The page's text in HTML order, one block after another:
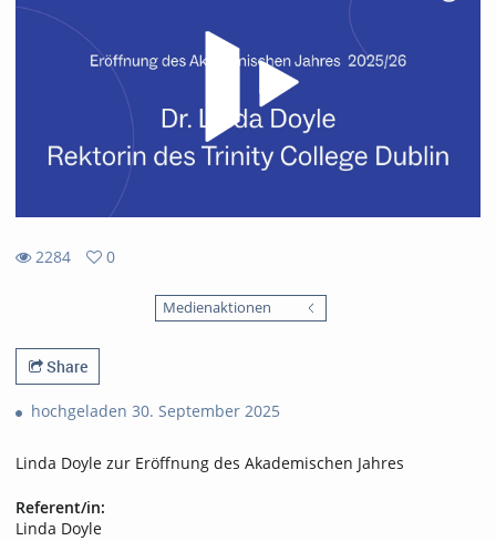
2284
0
Medienaktionen
Share
hochgeladen 30. September 2025
Linda Doyle zur Eröffnung des Akademischen Jahres
Referent/in:
Linda Doyle